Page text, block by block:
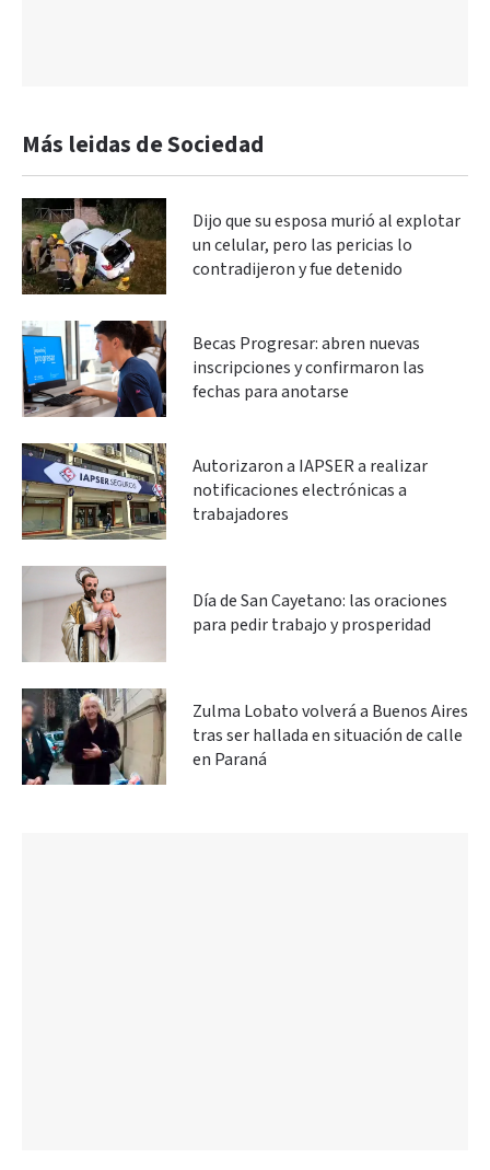
Más leidas de Sociedad
Dijo que su esposa murió al explotar
un celular, pero las pericias lo
contradijeron y fue detenido
Becas Progresar: abren nuevas
inscripciones y confirmaron las
fechas para anotarse
Autorizaron a IAPSER a realizar
notificaciones electrónicas a
trabajadores
Día de San Cayetano: las oraciones
para pedir trabajo y prosperidad
Zulma Lobato volverá a Buenos Aires
tras ser hallada en situación de calle
en Paraná